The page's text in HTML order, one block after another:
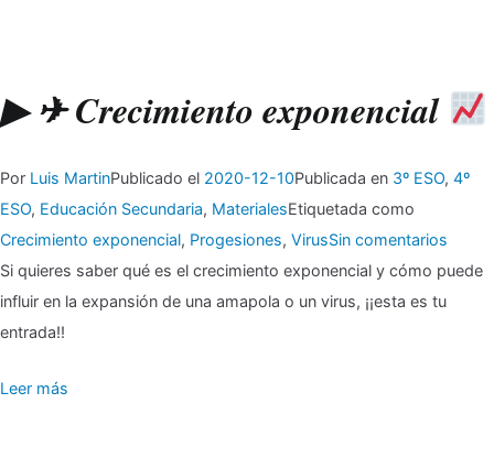
▶ ✈ Crecimiento exponencial
Por Luis MartinPublicado el 2020-12-10Publicada en 3º ESO, 4º
ESO, Educación Secundaria, MaterialesEtiquetada como
Crecimiento exponencial, Progesiones, VirusSin comentarios
▶
Si quieres saber qué es el crecimiento exponencial y cómo puede
influir en la expansión de una amapola o un virus, ¡¡esta es tu
entrada!!
Leer más